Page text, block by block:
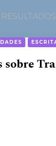
RESULTADOS
sobre